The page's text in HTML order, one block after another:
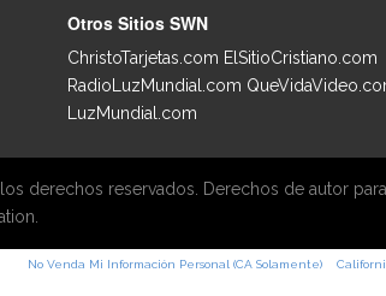
Otros Sitios SWN
ChristoTarjetas.com ElSitioCristiano.com
RadioLuzMundial.com
LuzMundial.com
derechos reservados. Derechos de autor
No Venda Mi Información Personal (CA Solamente)